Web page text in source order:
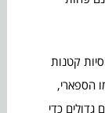
קטנות
הספארי,
כדי